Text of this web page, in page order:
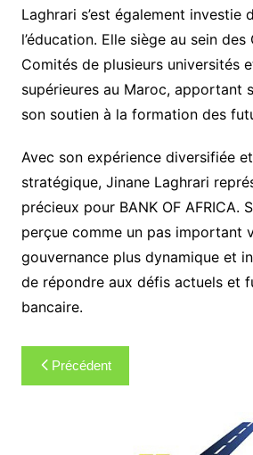
Laghrari s’est également investie
l’éducation. Elle siège au sein des
Comités de plusieurs universités
supérieures au Maroc, apportant
son soutien à la formation des
Avec son expérience diversifiée
stratégique, Jinane Laghrari
précieux pour BANK OF AFRICA.
perçue comme un pas important
gouvernance plus dynamique et
de répondre aux défis actuels et
bancaire.
Navigation
de
Précédent